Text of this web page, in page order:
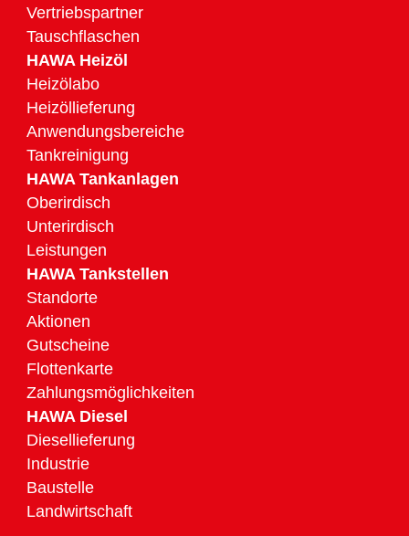
Vertriebspartner
Tauschflaschen
HAWA Heizöl
Heizölabo
Heizöllieferung
Anwendungsbereiche
Tankreinigung
HAWA Tankanlagen
Oberirdisch
Unterirdisch
Leistungen
HAWA Tankstellen
Standorte
Aktionen
Gutscheine
Flottenkarte
Zahlungsmöglichkeiten
HAWA Diesel
Diesellieferung
Industrie
Baustelle
Landwirtschaft